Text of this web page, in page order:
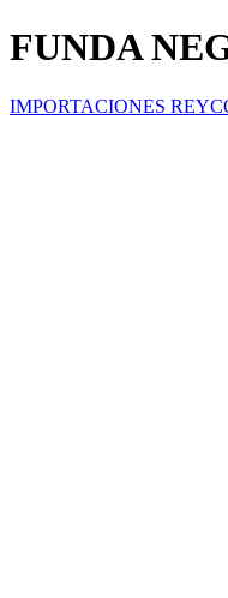
FUNDA
IMPORTACIONES